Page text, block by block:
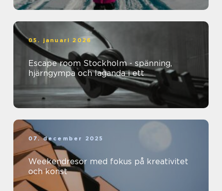
05. januari 2026
Escape room Stockholm - spänning,
hjärngympa och laganda i ett
07. december 2025
Weekendresor med fokus på kreativitet
och konst